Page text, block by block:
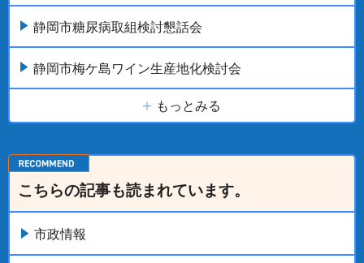
静岡市糖尿病取組検討懇話会
静岡市梅ケ島ワイン生産地化検討会
もっとみる
こちらの記事も読まれています。
市政情報